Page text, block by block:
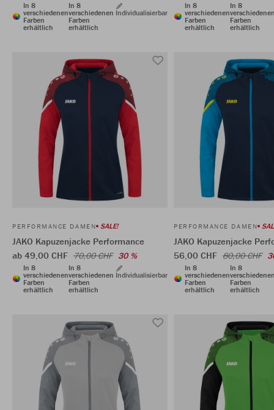
In 8
verschiedenen
Farben
erhältlich
In 8
verschiedenen
Farben
erhältlich
Individualisierbar
In 8
verschiedenen
Farben
erhältlich
In 8
Farben
erhältlich
PERFORMANCE DAMEN SALE!
JAKO Kapuzenjacke Performance
ab 49,00 CHF 70,00 CHF 30 %
In 8
verschiedenen
Farben
erhältlich
In 8
verschiedenen
Farben
erhältlich
Individualisierbar
PERFORMANCE DAMEN
JAKO Kapuzenjacke
56,00 CHF 80,00 CHF
In 8
verschiedenen
Farben
erhältlich
In 8
Farben
erhältlich